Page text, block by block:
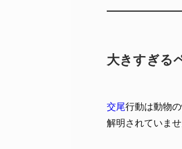
大きすぎる
交尾行動は動物
解明されていませ